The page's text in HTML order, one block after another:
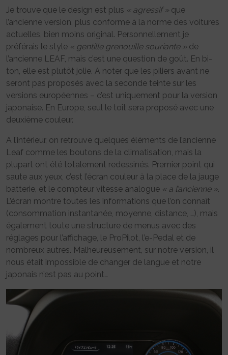
Je trouve que le design est plus « agressif » que
l’ancienne version, plus conforme à la norme des voitures
actuelles, bien moins original. Personnellement je
préférais le style « gentille grenouille souriante » de
l’ancienne LEAF, mais c’est une question de goût. En bi-
ton, elle est plutôt jolie. A noter que les piliers avant ne
seront pas proposés avec la seconde teinte sur les
versions européennes – c’est uniquement pour la version
japonaise. En Europe, seul le toit sera proposé avec une
deuxième couleur.
A l’intérieur, on retrouve quelques éléments de l’ancienne
Leaf comme les boutons de la climatisation, mais la
plupart ont été totalement redessinés. Premier point qui
saute aux yeux, c’est l’écran couleur à la place de la jauge
batterie, et le compteur vitesse analogue « a l’ancienne ».
L’écran montre toutes les informations que l’on connaît
(consommation instantanée, moyenne, distance, …), mais
également toute une structure de menus avec des
réglages pour l’affichage, le ProPilot, l’e-Pedal et de
nombreux autres. Malheureusement, sur notre version, il
nous était impossible de changer de langue et notre
japonais n’est pas au point…